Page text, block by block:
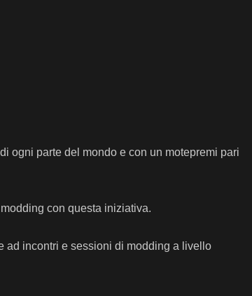
ogni parte del mondo e con un motepremi pari
con questa iniziativa.
ad incontri e sessioni di modding a livello